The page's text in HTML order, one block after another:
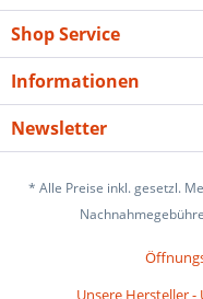
Shop Service
Informationen
Newsletter
* Alle Preise inkl. gesetzl.
Unsere Hersteller -